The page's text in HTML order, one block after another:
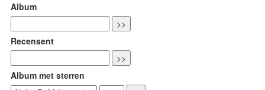
Album
Recensent
Album met sterren